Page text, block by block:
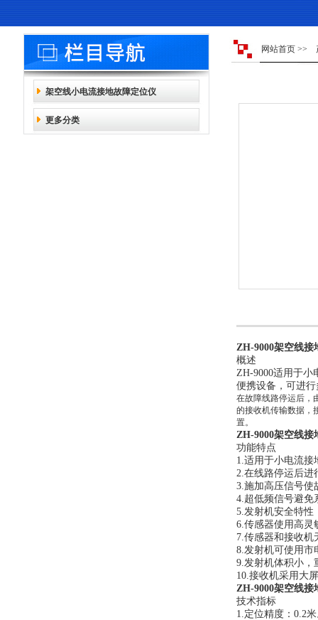
架空线小电流接地故障定位仪
更多分类
网站首页 >>
ZH-9000架空线接
概述
ZH-9000适用于小
便携设备，可进
在故障线路停运后，
的接收机传输数据，
置。
ZH-9000架空线接
功能特点
1.适用于小电流
2.在线路停运后进
3.施加高压信号使
4.超低频信号避免
5.发射机安全特性
6.传感器使用高灵
7.传感器和接收机
8.发射机可使用市
9.发射机体积小，
10.接收机采用大
ZH-9000架空线接
技术指标
1.定位精度：0.2